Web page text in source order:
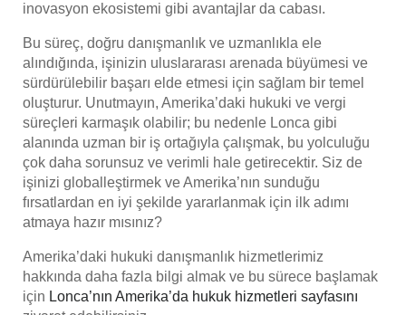
inovasyon ekosistemi gibi avantajlar da cabası.
Bu süreç, doğru danışmanlık ve uzmanlıkla ele
alındığında, işinizin uluslararası arenada büyümesi ve
sürdürülebilir başarı elde etmesi için sağlam bir temel
oluşturur. Unutmayın, Amerika’daki hukuki ve vergi
süreçleri karmaşık olabilir; bu nedenle Lonca gibi
alanında uzman bir iş ortağıyla çalışmak, bu yolculuğu
çok daha sorunsuz ve verimli hale getirecektir. Siz de
işinizi globalleştirmek ve Amerika’nın sunduğu
fırsatlardan en iyi şekilde yararlanmak için ilk adımı
atmaya hazır mısınız?
Amerika’daki hukuki danışmanlık hizmetlerimiz
hakkında daha fazla bilgi almak ve bu sürece başlamak
için Lonca’nın Amerika’da hukuk hizmetleri sayfasını